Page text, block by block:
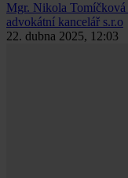
Mgr. Nikola Tomíčková
advokátní kancelář s.r.o
22. dubna 2025, 12:03